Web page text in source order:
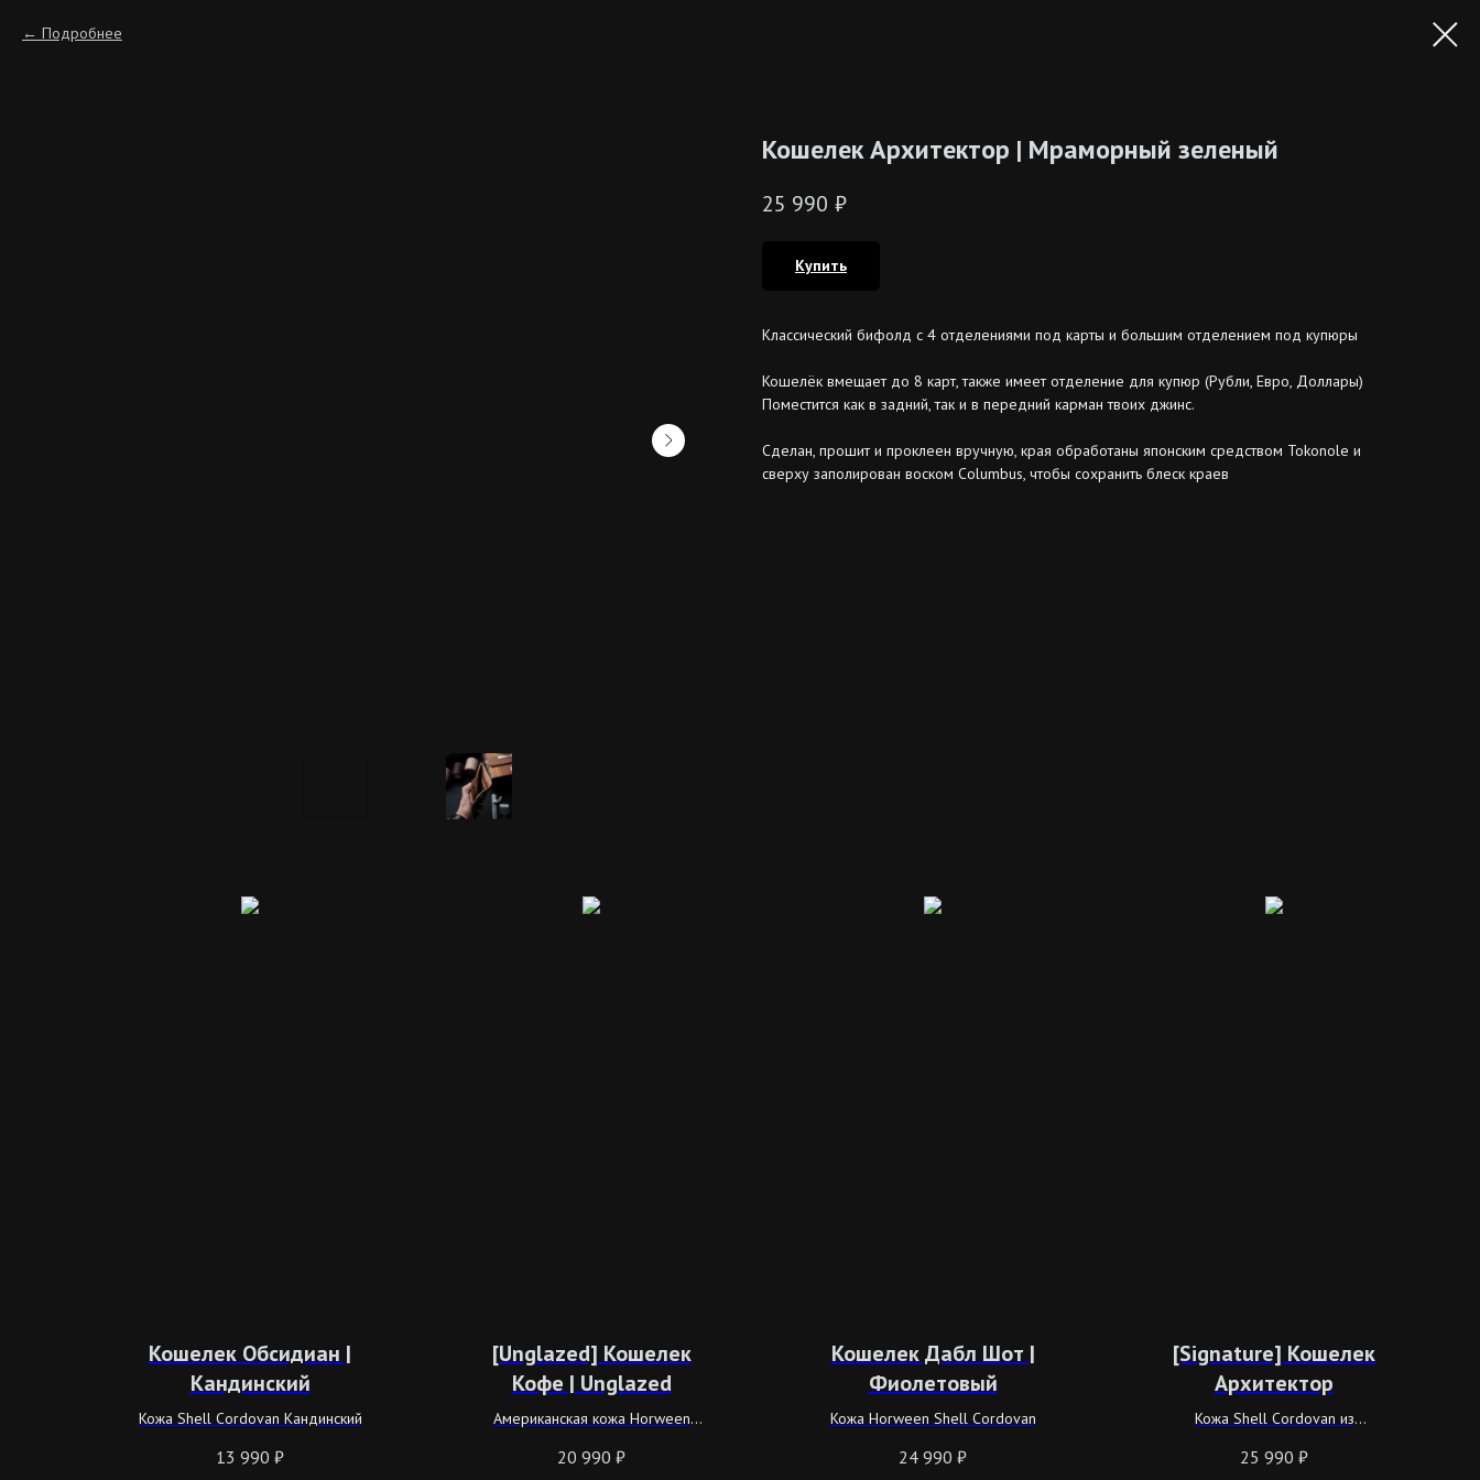
Подробнее
Кошелек Архитектор | Мраморный зеленый
25 990 ₽
Купить
Классический бифолд с 4 отделениями под карты и большим отделением под купюры
Кошелёк вмещает до 8 карт, также имеет отделение для купюр (Рубли, Евро, Доллары)
Поместится как в задний, так и в передний карман твоих джинс.
Сделан, прошит и проклеен вручную, края обработаны японским средством Tokonole и
сверху заполирован воском Columbus, чтобы сохранить блеск краев
Кошелек Обсидиан |
Кандинский
Кожа Shell Cordovan Кандинский
13 990 ₽
[Unglazed] Кошелек
Кофе | Unglazed
Американская кожа Horween
цвета
20 990 ₽
Кошелек Дабл Шот |
Фиолетовый
Кожа Horween Shell Cordovan
24 990 ₽
[Signature] Кошелек
Архитектор
Кожа Shell Cordovan из
Шоколада
25 990 ₽